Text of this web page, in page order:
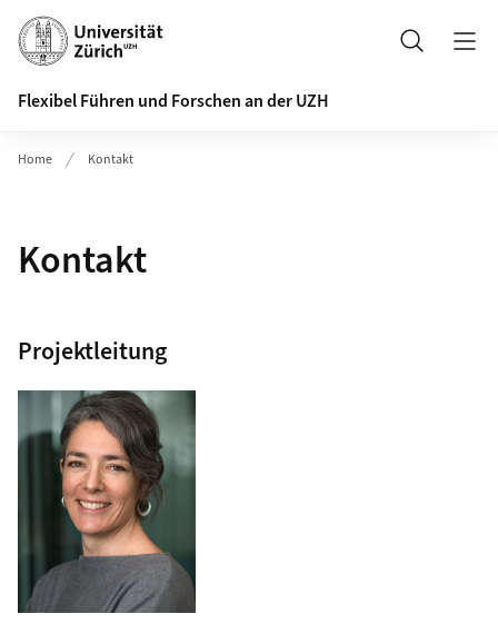
Header
Suche
Flexibel Führen und Forschen an der UZH
Home Kontakt
Kontakt
Projektleitung